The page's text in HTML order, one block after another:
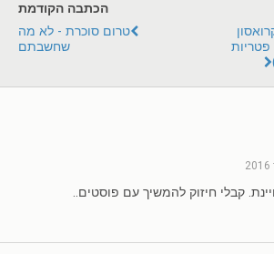
הכתבה הקודמת
טרום סוכרת - לא מה
שחשבתם
קבלי חיזוק להמשיך עם פוסטים..